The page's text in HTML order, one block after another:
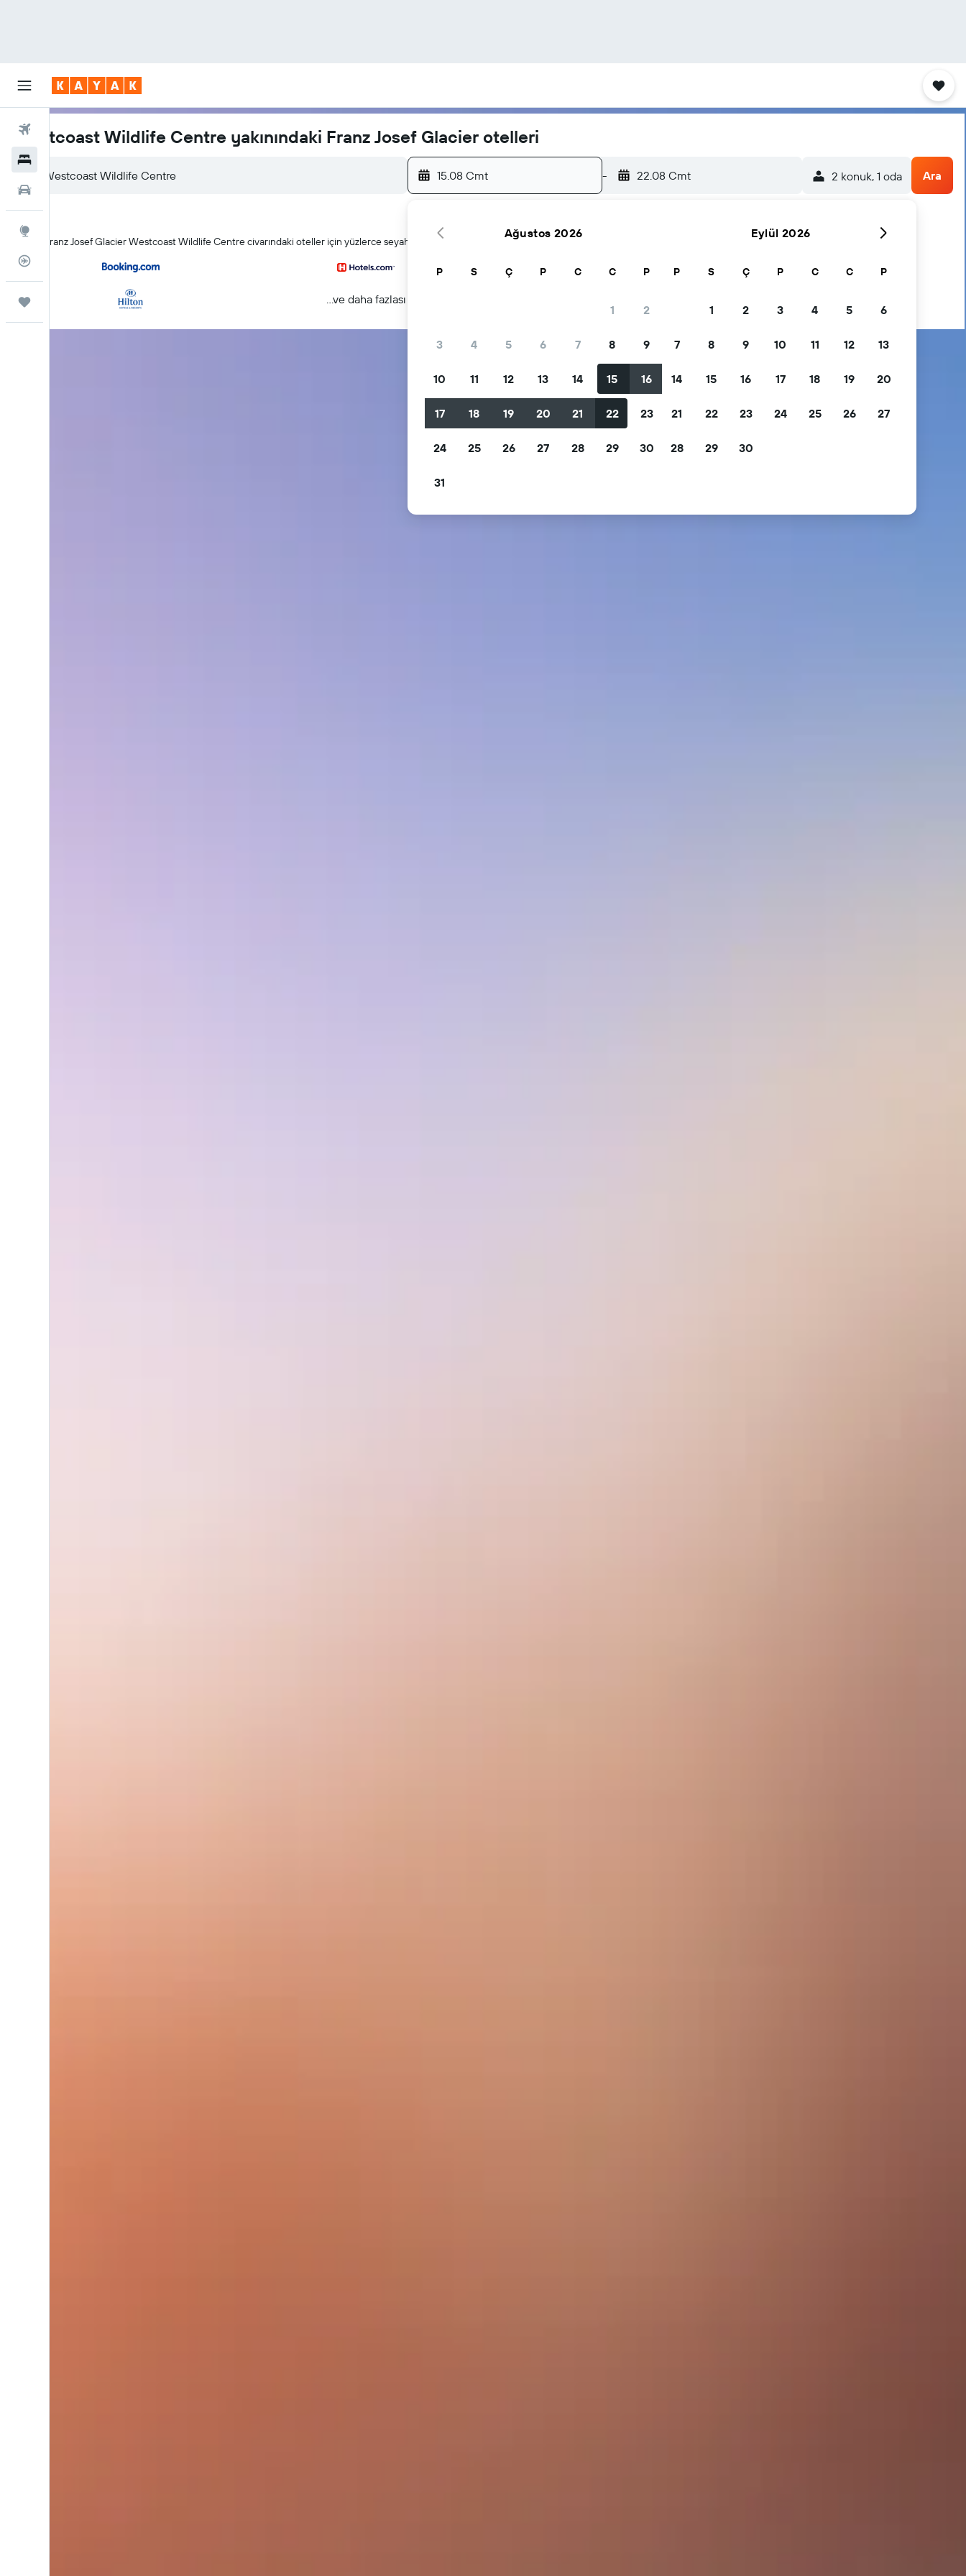
Uçuşlar
Uçuş Takipçisi
Westcoast Wildlife Centre yakınındaki Franz Josef Glacier otelleri
15.08 Cmt - 22.08 Cmt 2 konuk, 1 oda Ara
KAYAK Franz Josef Glacier Westcoast Wildlife Centre civarındaki oteller için yüzlerce seyahat sitesini tek seferde arar
...ve daha fazlası
Ağustos 2026
P S Ç P C C P
1 2
3 4 5 6 7 8 9
10 11 12 13 14 15 16
17 18 19 20 21 22 23
24 25 26 27 28 29 30
31
Eylül 2026
P S Ç P C C P
1 2 3 4 5 6
7 8 9 10 11 12 13
14 15 16 17 18 19 20
21 22 23 24 25 26 27
28 29 30